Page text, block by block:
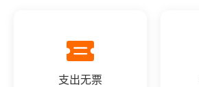
支出无票